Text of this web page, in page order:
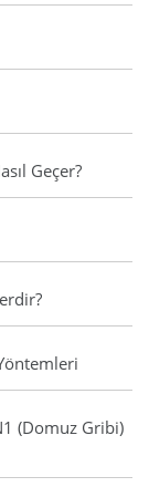
Geçer?
(Domuz Gribi)